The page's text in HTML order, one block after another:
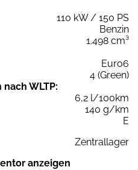
110 kW / 150 PS
Benzin
1.498 cm³
Euro6
4 (Green)
WLTP:
6,2 l/100km
140 g/km
E
Zentrallager
anzeigen